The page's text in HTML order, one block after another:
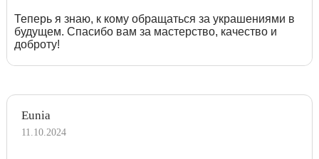
Теперь я знаю, к кому обращаться за украшениями в
будущем. Спасибо вам за мастерство, качество и
доброту!
Eunia
11.10.2024